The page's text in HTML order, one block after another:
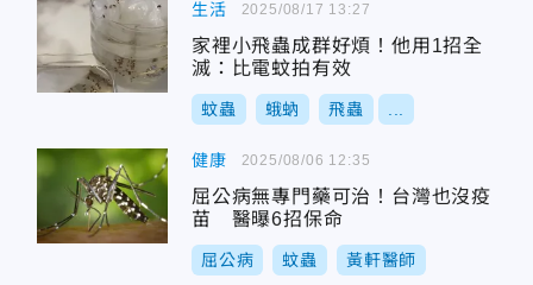
生活
家裡小飛蟲成群好煩！他用1招全
滅：比電蚊拍有效
蚊蟲 蛾蚋 飛蟲
2025/08/17 13:27
健康
屈公病無專門藥可治！台灣也沒疫
苗 醫曝6招保命
屈公病 蚊蟲 黃軒醫師
2025/08/06 12:35